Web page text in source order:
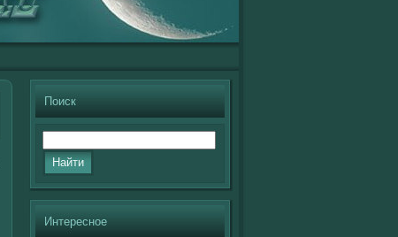
Поиск
Интересное